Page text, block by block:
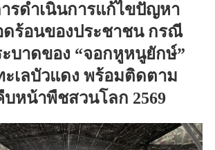
รดำเนินการแก้ไขปัญหา
ดร้อนของประชาชน กรณี
บาดของ “จอกหูหนูยักษ์”
เลบัวแดง พร้อมติดตาม
หน้าพืชสวนโลก 2569